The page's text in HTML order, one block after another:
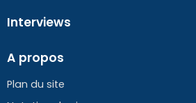
Interviews
A propos
Plan du site